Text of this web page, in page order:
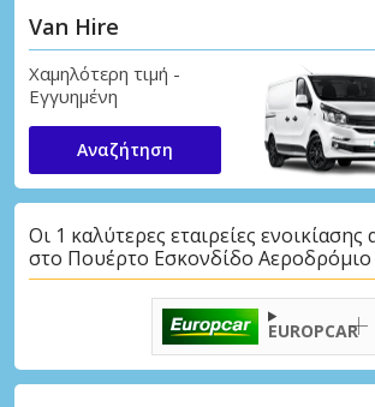
Van Hire
Χαμηλότερη τιμή -
Εγγυημένη
Αναζήτηση
Οι 1 καλύτερες εταιρείες
στο Πουέρτο Εσκονδίδο Αεροδρόμιο
EUROPCAR